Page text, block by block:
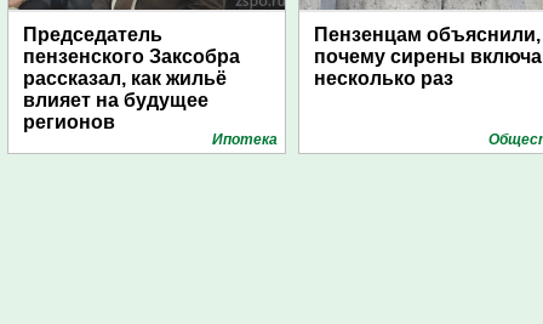
Председатель
пензенского Заксобра
рассказал, как жильё
влияет на будущее
регионов
Ипотека
Пензенцам объяснили,
почему сирены
несколько раз